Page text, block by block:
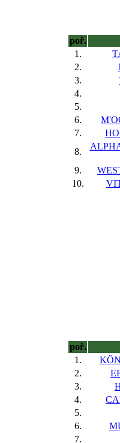
poř.
1.
2.
3.
4.
5.
6.
7.
8.
9.
10.
poř.
1.
2.
3.
4.
5.
6.
7.